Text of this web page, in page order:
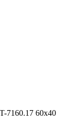
7160.17 60х40